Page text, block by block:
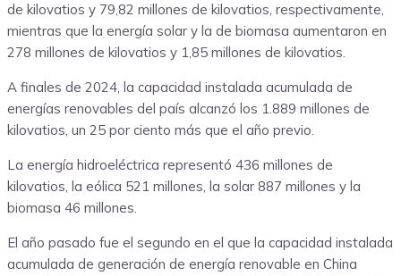
de kilovatios y 79,82 millones de kilovatios, respectivamente,
mientras que la energía solar y la de biomasa aumentaron en
278 millones de kilovatios y 1,85 millones de kilovatios.
A finales de 2024, la capacidad instalada acumulada de
energías renovables del país alcanzó los 1.889 millones de
kilovatios, un 25 por ciento más que el año previo.
La energía hidroeléctrica representó 436 millones de
kilovatios, la eólica 521 millones, la solar 887 millones y la
biomasa 46 millones.
El año pasado fue el segundo en el que la capacidad instalada
acumulada de generación de energía renovable en China